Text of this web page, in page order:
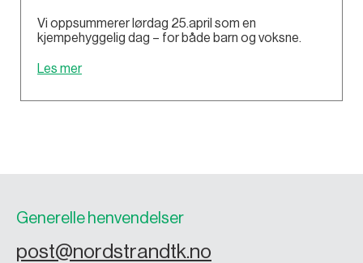
Vi oppsummerer lørdag 25.april som en
kjempehyggelig dag – for både barn og voksne.
Les mer
Generelle henvendelser
post@nordstrandtk.no